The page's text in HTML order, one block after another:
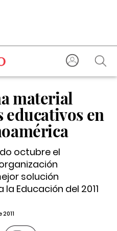
material
educativos en
octubre el
solución
Educación del 2011